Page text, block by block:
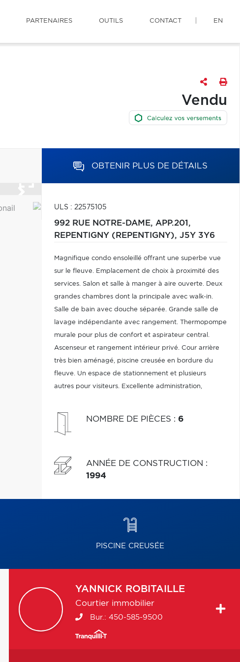
PARTENAIRES OUTILS CONTACT EN
Vendu
OBTENIR PLUS DE DÉTAILS
ULS : 22575105
992 RUE NOTRE-DAME, APP.201,
REPENTIGNY (REPENTIGNY), J5Y 3Y6
Magnifique condo ensoleillé offrant une superbe vue
sur le fleuve. Emplacement de choix à proximité des
services. Salon et salle à manger à aire ouverte. Deux
grandes chambres dont la principale avec walk-in.
Salle de bain avec douche séparée. Grande salle de
lavage indépendante avec rangement. Thermopompe
murale pour plus de confort et aspirateur central.
Ascenseur et rangement intérieur privé. Cour arrière
très bien aménagé, piscine creusée en bordure du
fleuve. Un espace de stationnement et plusieurs
autres pour visiteurs. Excellente administration,
améliorations récentes. Impeccable!
NOMBRE DE PIÈCES : 6
ANNÉE DE CONSTRUCTION :
1994
PISCINE CREUSÉE
YANNICK ROBITAILLE
Courtier immobilier
Bur.: 450-585-9500